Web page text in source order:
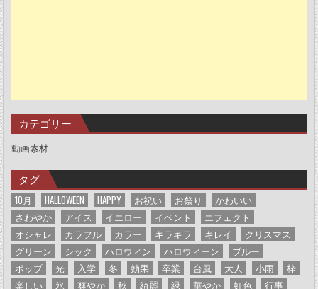
カテゴリー
動画素材
タグ
10月 HALLOWEEN HAPPY お祝い お祭り
かわいい
さわやか
アイス イエロー イベント
エフェクト
オシャレ
カラフル カラー キラキラ キレイ
クリスマス
グリーン
シック ハロウィン ハロウィーン
ブルー
ポップ
光 入学 冬 効果 卒業 台風 大人 小雨
枠
楽しい
氷 爽やか 秋 綺麗 緑 華やか 虹色 行事